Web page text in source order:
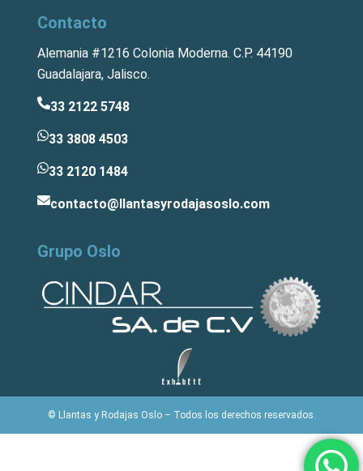
Contacto
Alemania #1216 Colonia Moderna. C.P. 44190
Guadalajara, Jalisco.
33 2122 5748
33 3808 4503
33 2120 1484
contacto@llantasyrodajasoslo.com
Grupo Oslo
© Llantas y Rodajas Oslo – Todos los derechos reservados.